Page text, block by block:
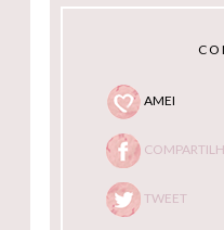
AMEI
TWEET